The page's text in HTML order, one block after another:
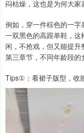
闷枯燥，这也是为何大家
例如，穿一件棕色的一
一双黑色的高跟单鞋，
闲，不抢戏，但又能提升
第三章节，不同年龄段的
Tips①：看裙子版型，收